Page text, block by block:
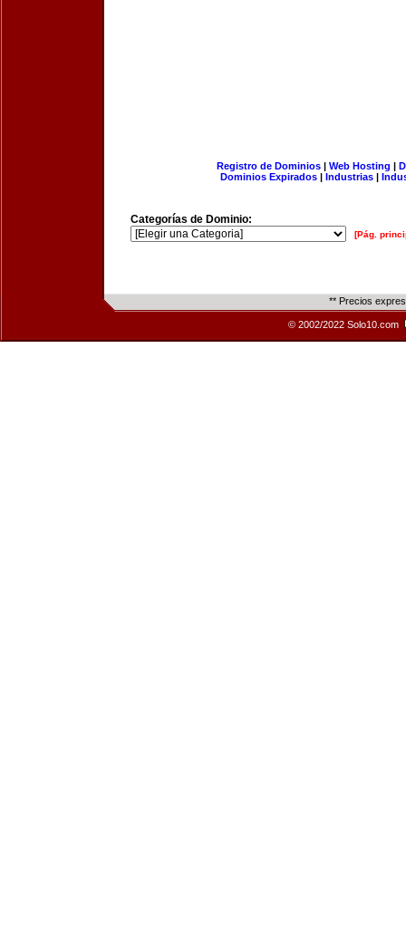
Registro de Dominios| Web Hosting |
Dominios Expirados | Industrias |
Categorías de Dominio:
[Pág.
** Precios
© 2002/2022 Solo10.com